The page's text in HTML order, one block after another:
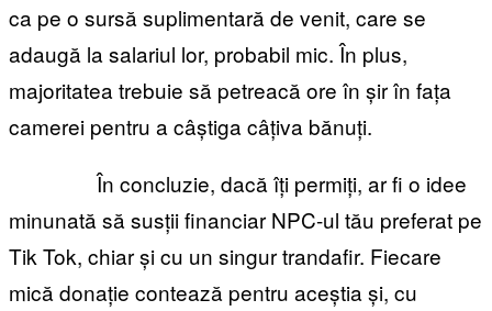
ca pe o sursă suplimentară de venit, care se
adaugă la salariul lor, probabil mic. În plus,
majoritatea trebuie să petreacă ore în șir în fața
camerei pentru a câștiga câțiva bănuți.
În concluzie, dacă îți permiți, ar fi o idee
minunată să susții financiar NPC-ul tău preferat pe
Tik Tok, chiar și cu un singur trandafir. Fiecare
mică donație contează pentru aceștia și, cu